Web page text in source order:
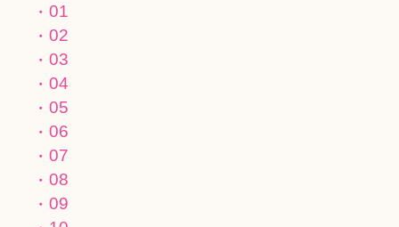
01
02
03
04
05
06
07
08
09